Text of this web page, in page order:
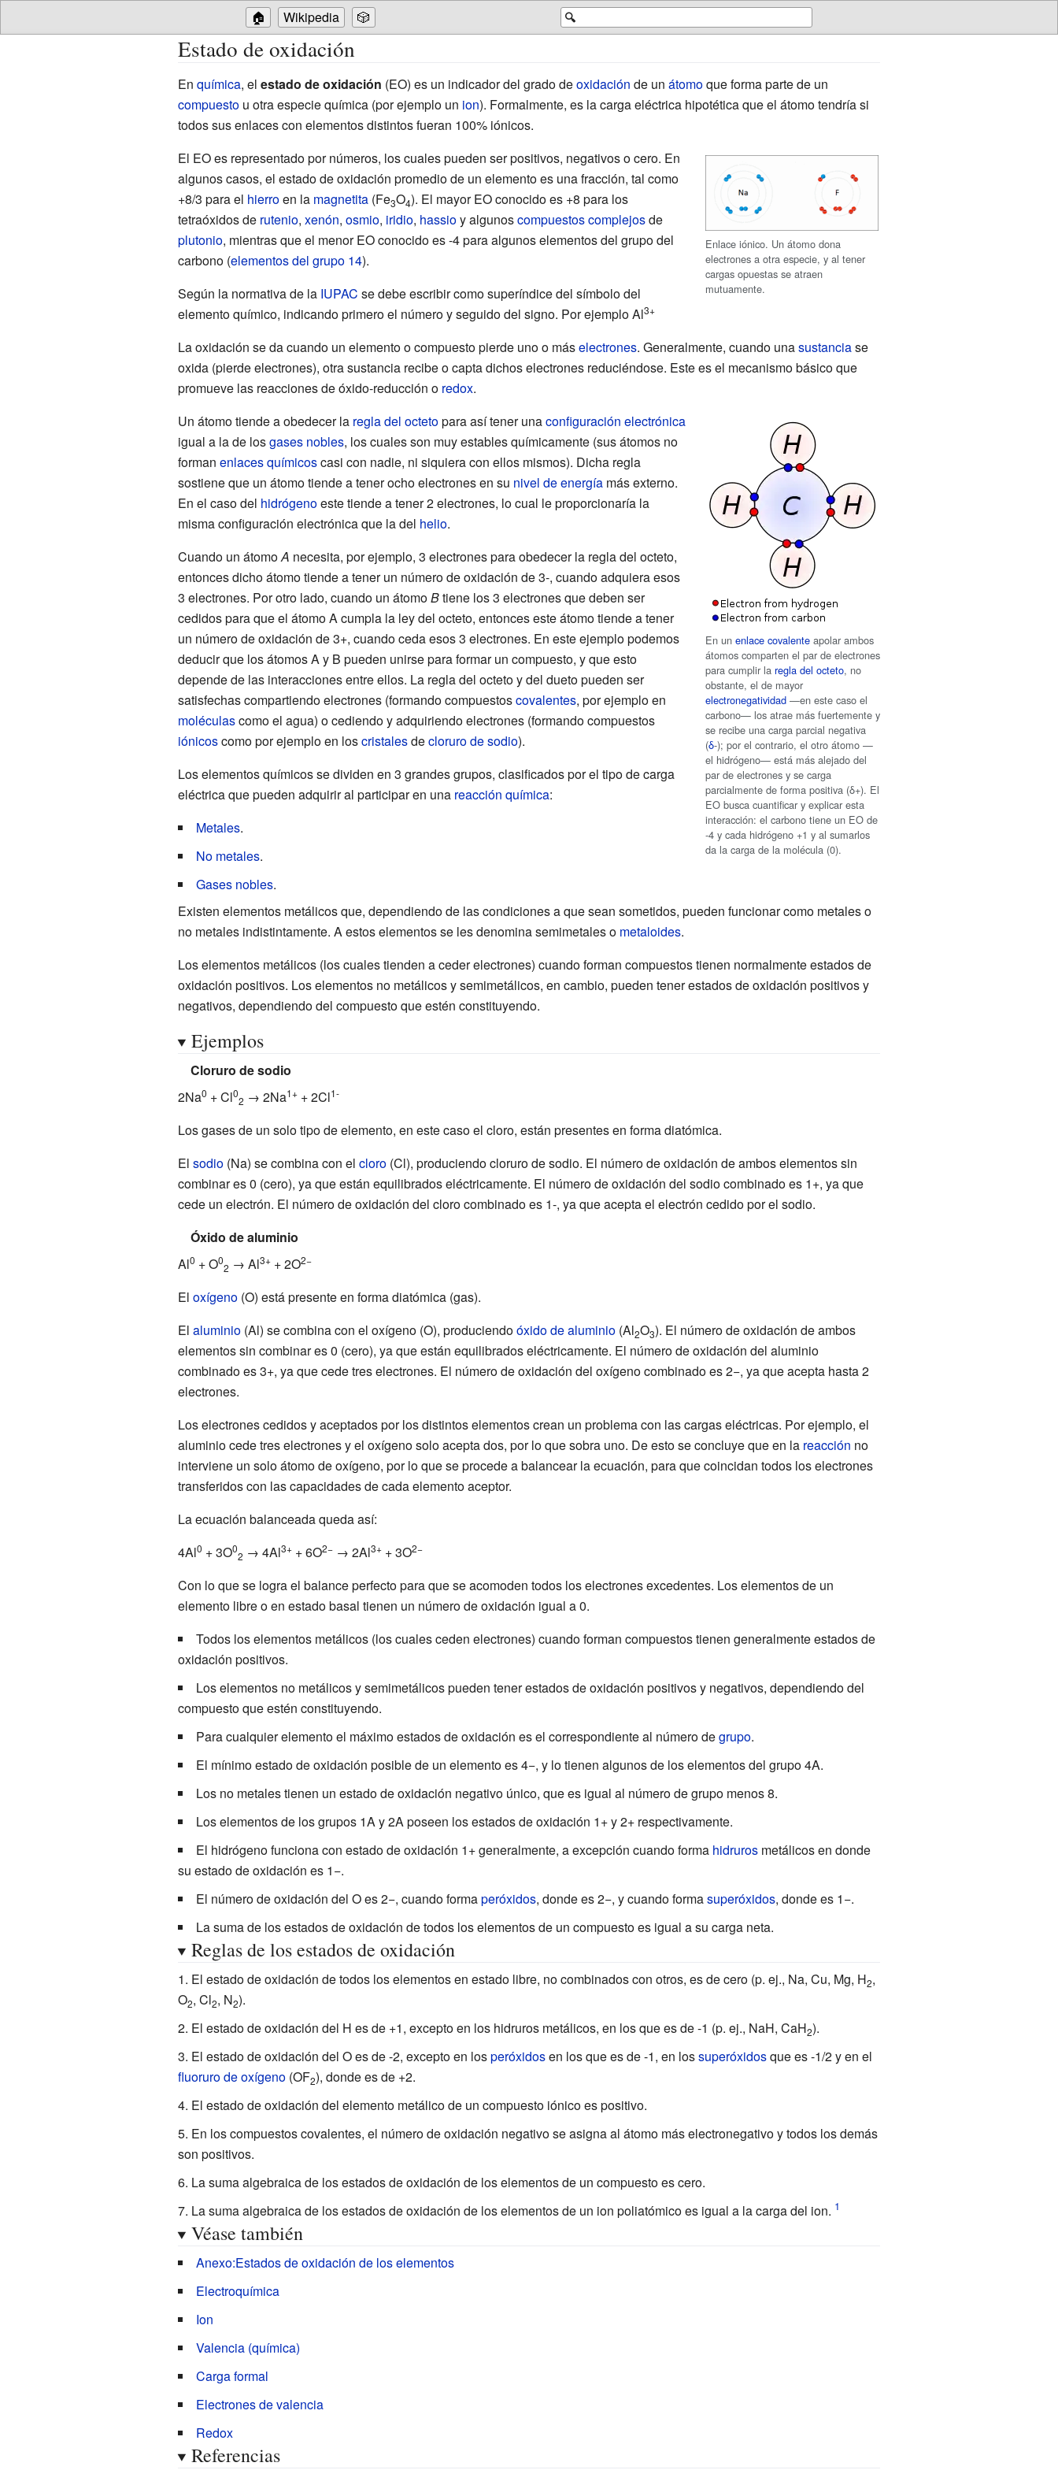
🔍
🏠 Wikipedia 🎲
Estado de oxidación
En química, el estado de oxidación (EO) es un indicador del grado deoxidación de un átomoque forma parte de un
compuestou otra especie química (por ejemplo un ion). Formalmente, es la carga eléctrica hipotética que el átomo tendría si
todos sus enlaces con elementos distintos fueran 100% iónicos.
Enlace iónico. Un átomo dona
electrones a otra especie, y al tener
cargas opuestas se atraen
mutuamente.
El EO es representado por números, los cuales pueden ser positivos, negativos o cero. En
algunos casos, el estado de oxidación promedio de un elemento es una fracción, tal como
+8/3 para el hierroen la magnetita(Fe3O4). El mayor EO conocido es +8 para los
tetraóxidos de rutenio, xenón, osmio, iridio, hassioy algunoscompuestos complejosde
plutonio, mientras que el menor EO conocido es -4 para algunos elementos del grupo del
carbono (elementos del grupo 14).
Según la normativa de la IUPAC se debe escribir como superíndice del símbolo del
elemento químico, indicando primero el número y seguido del signo. Por ejemplo Al3+
La oxidación se da cuando un elemento o compuesto pierde uno o máselectrones. Generalmente, cuando unasustanciase
oxida (pierde electrones), otra sustancia recibe o capta dichos electrones reduciéndose. Este es el mecanismo básico que
promueve las reacciones de óxido-reducción o redox.
En unenlace covalente apolar ambos
átomos comparten el par de electrones
para cumplir laregla del octeto, no
obstante, el de mayor
electronegatividad —en este caso el
carbono— los atrae más fuertemente y
se recibe una carga parcial negativa
(δ-); por el contrario, el otro átomo —
el hidrógeno— está más alejado del
par de electrones y se carga
parcialmente de forma positiva (δ+). El
EO busca cuantificar y explicar esta
interacción: el carbono tiene un EO de
-4 y cada hidrógeno +1 y al sumarlos
da la carga de la molécula (0).
Un átomo tiende a obedecer la regla del octetopara así tener unaconfiguración electrónica
igual a la de losgases nobles, los cuales son muy estables químicamente (sus átomos no
forman enlaces químicoscasi con nadie, ni siquiera con ellos mismos). Dicha regla
sostiene que un átomo tiende a tener ocho electrones en su nivel de energíamás externo.
En el caso del hidrógenoeste tiende a tener 2 electrones, lo cual le proporcionaría la
misma configuración electrónica que la del helio.
Cuando un átomoA necesita, por ejemplo, 3 electrones para obedecer la regla del octeto,
entonces dicho átomo tiende a tener un número de oxidación de 3-, cuando adquiera esos
3 electrones. Por otro lado, cuando un átomoBtiene los 3 electrones que deben ser
cedidos para que el átomo A cumpla la ley del octeto, entonces este átomo tiende a tener
un número de oxidación de 3+, cuando ceda esos 3 electrones. En este ejemplo podemos
deducir que los átomos A y B pueden unirse para formar un compuesto, y que esto
depende de las interacciones entre ellos. La regla del octeto y del dueto pueden ser
satisfechas compartiendo electrones (formando compuestoscovalentes, por ejemplo en
moléculascomo el agua) o cediendo y adquiriendo electrones (formando compuestos
iónicoscomo por ejemplo en loscristalesdecloruro de sodio).
Los elementos químicos se dividen en 3 grandes grupos, clasificados por el tipo de carga
eléctrica que pueden adquirir al participar en una reacción química:
Metales.
No metales.
Gases nobles.
Existen elementos metálicos que, dependiendo de las condiciones a que sean sometidos, pueden funcionar como metales o
no metales indistintamente. A estos elementos se les denomina semimetales o metaloides.
Los elementos metálicos (los cuales tienden a ceder electrones) cuando forman compuestos tienen normalmente estados de
oxidación positivos. Los elementos no metálicos y semimetálicos, en cambio, pueden tener estados de oxidación positivos y
negativos, dependiendo del compuesto que estén constituyendo.
Ejemplos
Cloruro de sodio
2Na0 + Cl0
2 → 2Na1++ 2Cl1-
Los gases de un solo tipo de elemento, en este caso el cloro, están presentes en forma diatómica.
El sodio(Na) se combina con el cloro(Cl), produciendo cloruro de sodio. El número de oxidación de ambos elementos sin
combinar es 0 (cero), ya que están equilibrados eléctricamente. El número de oxidación del sodio combinado es 1+, ya que
cede un electrón. El número de oxidación del cloro combinado es 1-, ya que acepta el electrón cedido por el sodio.
Óxido de aluminio
Al0 + O0
2 → Al3++ 2O2−
El oxígeno(O) está presente en forma diatómica (gas).
El aluminio(Al) se combina con el oxígeno (O), produciendoóxido de aluminio(Al2O3). El número de oxidación de ambos
elementos sin combinar es 0 (cero), ya que están equilibrados eléctricamente. El número de oxidación del aluminio
combinado es 3+, ya que cede tres electrones. El número de oxidación del oxígeno combinado es 2−, ya que acepta hasta 2
electrones.
Los electrones cedidos y aceptados por los distintos elementos crean un problema con las cargas eléctricas. Por ejemplo, el
aluminio cede tres electrones y el oxígeno solo acepta dos, por lo que sobra uno. De esto se concluye que en la reacción no
interviene un solo átomo de oxígeno, por lo que se procede a balancear la ecuación, para que coincidan todos los electrones
transferidos con las capacidades de cada elemento aceptor.
La ecuación balanceada queda así:
4Al0 + 3O0
2 → 4Al3++ 6O2−→ 2Al3++ 3O2−
Con lo que se logra el balance perfecto para que se acomoden todos los electrones excedentes. Los elementos de un
elemento libre o en estado basal tienen un número de oxidación igual a 0.
Todos los elementos metálicos (los cuales ceden electrones) cuando forman compuestos tienen generalmente estados de
oxidación positivos.
Los elementos no metálicos y semimetálicos pueden tener estados de oxidación positivos y negativos, dependiendo del
compuesto que estén constituyendo.
Para cualquier elemento el máximo estados de oxidación es el correspondiente al número degrupo.
El mínimo estado de oxidación posible de un elemento es 4−, y lo tienen algunos de los elementos del grupo 4A.
Los no metales tienen un estado de oxidación negativo único, que es igual al número de grupo menos 8.
Los elementos de los grupos 1A y 2A poseen los estados de oxidación 1+ y 2+ respectivamente.
El hidrógeno funciona con estado de oxidación 1+ generalmente, a excepción cuando forma hidrurosmetálicos en donde
su estado de oxidación es 1−.
El número de oxidación del O es 2−, cuando formaperóxidos, donde es 2−, y cuando formasuperóxidos, donde es 1−.
La suma de los estados de oxidación de todos los elementos de un compuesto es igual a su carga neta.
Reglas de los estados de oxidación
El estado de oxidación de todos los elementos en estado libre, no combinados con otros, es de cero (p. ej., Na, Cu, Mg, H2,
O2, Cl2, N2).
El estado de oxidación del H es de +1, excepto en los hidruros metálicos, en los que es de -1 (p. ej., NaH, CaH2).
El estado de oxidación del O es de -2, excepto en losperóxidosen los que es de -1, en lossuperóxidosque es -1/2 y en el
fluoruro de oxígeno(OF2), donde es de +2.
El estado de oxidación del elemento metálico de un compuesto iónico es positivo.
En los compuestos covalentes, el número de oxidación negativo se asigna al átomo más electronegativo y todos los demás
son positivos.
La suma algebraica de los estados de oxidación de los elementos de un compuesto es cero.
La suma algebraica de los estados de oxidación de los elementos de un ion poliatómico es igual a la carga del ion.
Véase también
Anexo:Estados de oxidación de los elementos
Electroquímica
Ion
Valencia (química)
Carga formal
Electrones de valencia
Redox
Referencias